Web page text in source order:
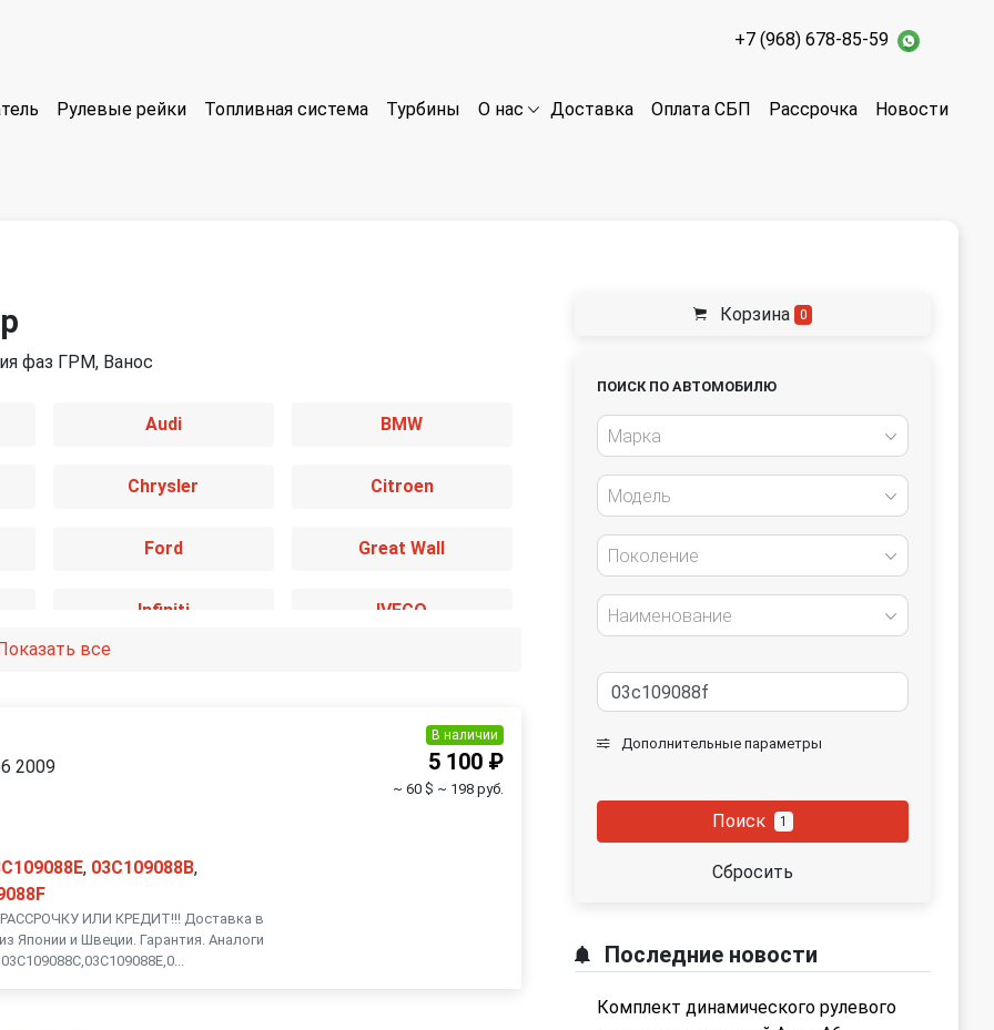
+7 (968) 678-85-59
Рулевые рейки Топливная система Турбины О нас Доставка Оплата СБП Рассрочка Новости
фаз ГРМ, Ванос
Audi BMW
Chrysler Citroen
Ford Great Wall
Infiniti IVECO
Mercedes-Benz
Opel
Renault
Smart
Показать все
2009
, 03C109088B,
ИЛИ КРЕДИТ!!! Доставка в
Японии и Швеции. Гарантия. Аналоги
В наличии
5 100 ₽
~ 60 $ ~ 198 руб.
Корзина 0
ПОИСК ПО АВТОМОБИЛЮ
Марка
Модель
Поколение
Наименование
Дополнительные параметры
Поиск 1
Сбросить
Последние новости
Комплект динамического рулевого